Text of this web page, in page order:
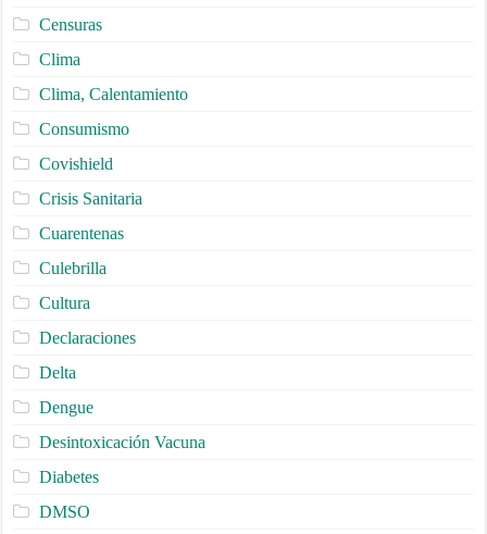
Censuras
Clima
Clima, Calentamiento
Consumismo
Covishield
Crisis Sanitaria
Cuarentenas
Culebrilla
Cultura
Declaraciones
Delta
Dengue
Desintoxicación Vacuna
Diabetes
DMSO